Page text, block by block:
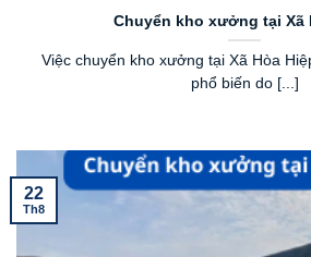
Chuyển kho xưởng tại Xã
Việc chuyển kho xưởng tại Xã Hòa
phổ biến do [...]
22
Th8